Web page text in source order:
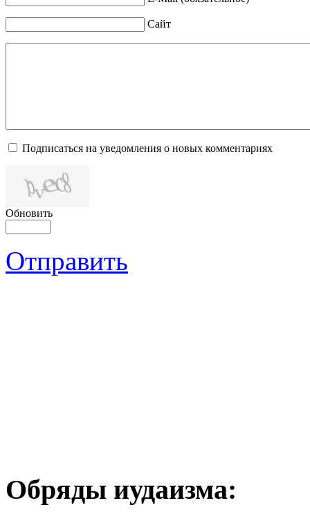
Сайт
Подписаться на уведомления о новых комментариях
Обновить
Отправить
Обряды иудаизма: